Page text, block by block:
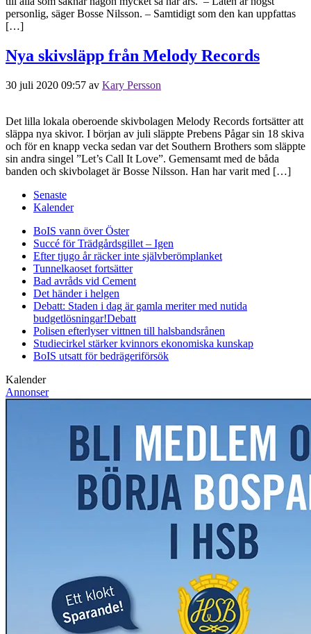
personlig, säger Bosse Nilsson. – Samtidigt som den kan uppfattas
[…]
Nya skivsläpp från Melody Records
30 juli 2020 09:57 av Kary Persson
Det lilla lokala oberoende skivbolagen Melody Records fortsätter att
släppa nya skivor. I början av juli släppte Prebens Pågar sin 18 skiva
och för en knapp vecka sedan var det Southern Brothers som släppte
sin andra singel ”Let’s Call It Love”. Gemensamt med de båda
banden och skivbolaget är Bosse Nilsson. Han har varit med […]
Senaste
Kalender
BoIS vann över Öster
Succé för Trädgårdsgillet – Igen
Efter tjugo år räcker inte självberömplanket
Tunnelkaoset fortsätter
Bad avråds vid Cement
Det händer i helgen
Debatt: Staden i dag är gamla meriter med nutida
budgetlösningar!Debatt
Polisen efterlyser vittnen till halsbandsrånen
Studiecirkel stärker kvinnors ekonomiska kunskap
BoIS utsatt för bedrägeriförsök
Kalender
Annonser